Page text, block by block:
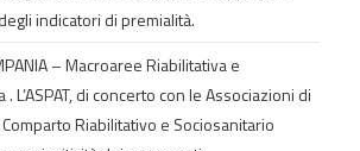
indicatori di premialità.
– Macroaree Riabilitativa e
L’ASPAT, di concerto con le Associazioni di
Riabilitativo e Sociosanitario